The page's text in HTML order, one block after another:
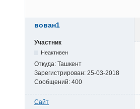
вован1
Участник
Неактивен
Откуда: Ташкент
Зарегистрирован: 25-03-2018
Сообщений: 400
Сайт